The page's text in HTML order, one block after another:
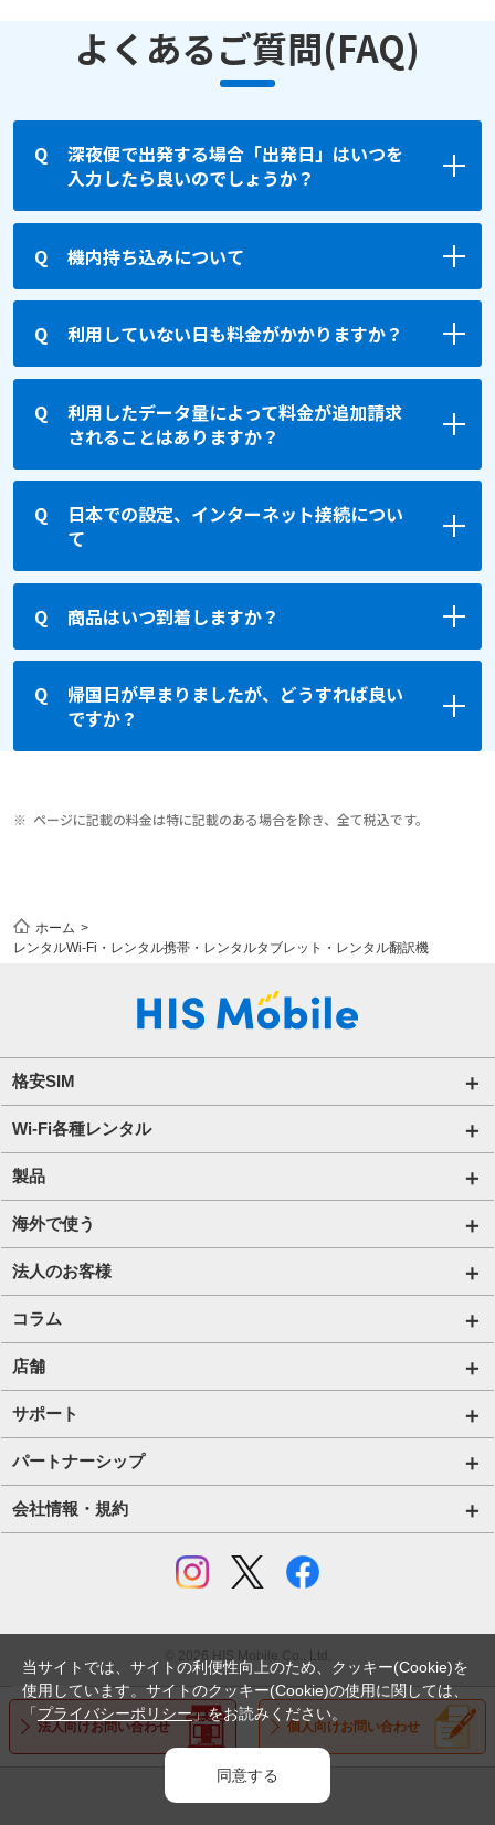
よくあるご質問(FAQ)
深夜便で出発する場合「出発日」はいつを
入力したら良いのでしょうか？
機内持ち込みについて
利用していない日も料金がかかりますか？
利用したデータ量によって料金が追加請求
されることはありますか？
日本での設定、インターネット接続につい
て
商品はいつ到着しますか？
帰国日が早まりましたが、どうすれば良い
ですか？
ページに記載の料金は特に記載のある場合を除き、全て税込です。
ホーム
レンタルWi-Fi・レンタル携帯・レンタルタブレット・レンタル翻訳機
格安SIM
国内通信SIM一覧
自由自在2.0プラン
ビタッ！プラン
販売終了したプラン
Wi-Fi各種レンタル
法人のお客様トップページ
海外短期レンタル HIS Wi-Fi
国内外長期レンタル HIS Wi-Fi PLUS+
携帯レンタル
製品
オンラインショップ
HIS Mobileケア
海外で使う
海外通信一覧
海外短期レンタル HIS Wi-Fi
国内外長期レンタル HIS Wi-Fi PLUS+
プリペイドSIM
法人のお客様
サービス一覧【法人】
格安SIM【法人】
ご利用開始の流れ【法人】
法人向け取扱端末
Wi-Fiレンタル HIS Wi-Fi PLUS+ for Biz
農業DX
コラム
コラムTOP
格安SIMに関する記事
お役立ち情報
店舗
HISモバイル取扱店舗
サポート
サポートトップページ
SIMロック解除手続き
パートナーシップ
店舗型代理店募集
会社情報・規約
プライバシーポリシー
外部送信される情報の取り扱いについて
© 2026 HIS Mobile Co., Ltd.
法人向けお問い合わせ 個人向けお問い合わせ
当サイトでは、サイトの利便性向上のため、クッキー(Cookie)を
使用しています。サイトのクッキー(Cookie)の使用に関しては、
「プライバシーポリシー」をお読みください。
同意する